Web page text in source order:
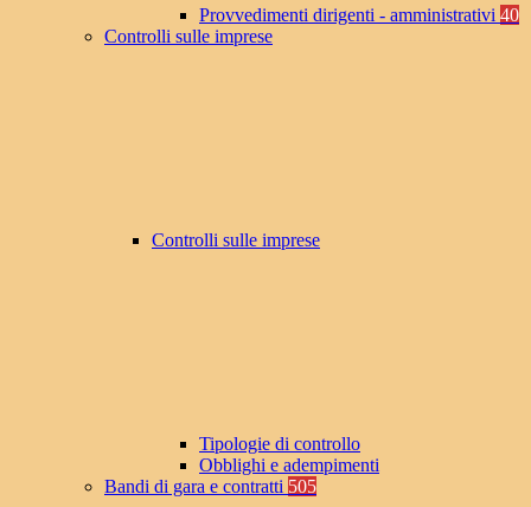
Provvedimenti dirigenti - amministrativi 40
Controlli sulle imprese
Controlli sulle imprese
Tipologie di controllo
Obblighi e adempimenti
Bandi di gara e contratti 505